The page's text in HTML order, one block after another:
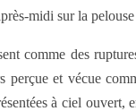
midi sur la
comme des
et vécue
à ciel